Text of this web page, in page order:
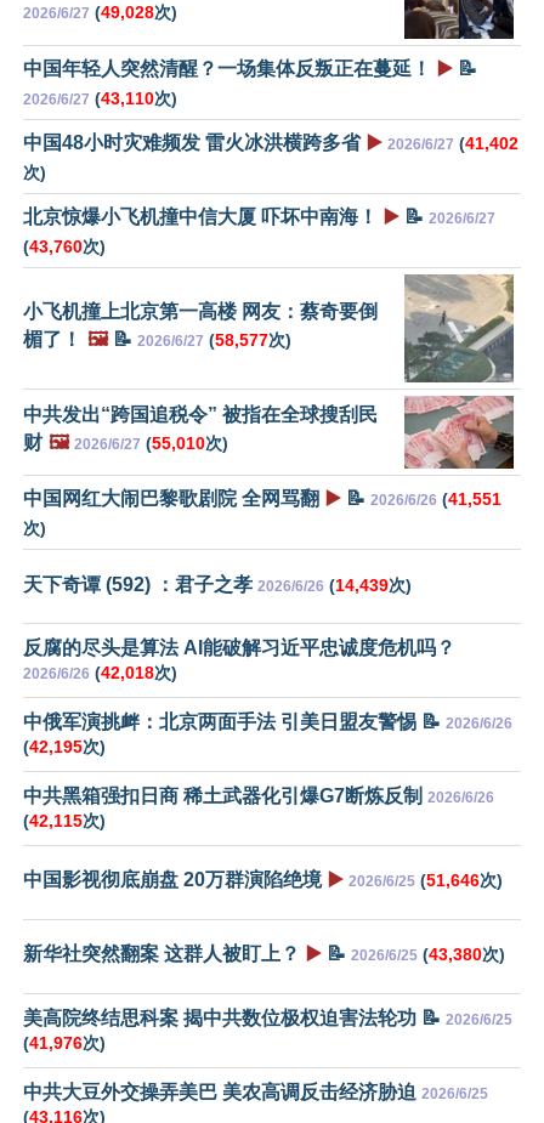
2026/6/27 (49,028次)
中国年轻人突然清醒？一场集体反叛正在蔓延！ ▶️ 📝
2026/6/27 (43,110次)
中国48小时灾难频发 雷火冰洪横跨多省 ▶️ 2026/6/27 (41,402
次)
北京惊爆小飞机撞中信大厦 吓坏中南海！ ▶️ 📝 2026/6/27
(43,760次)
小飞机撞上北京第一高楼 网友：蔡奇要倒
楣了！
🖼️📝 2026/6/27 (58,577次)
中共发出“跨国追税令” 被指在全球搜刮民
财 🖼️ 2026/6/27 (55,010次)
中国网红大闹巴黎歌剧院 全网骂翻 ▶️ 📝 2026/6/26 (41,551
次)
天下奇谭 (592) ：君子之孝 2026/6/26 (14,439次)
反腐的尽头是算法 AI能破解习近平忠诚度危机吗？
2026/6/26 (42,018次)
中俄军演挑衅：北京两面手法 引美日盟友警惕 📝 2026/6/26
(42,195次)
中共黑箱强扣日商 稀土武器化引爆G7断炼反制 2026/6/26
(42,115次)
中国影视彻底崩盘 20万群演陷绝境 ▶️ 2026/6/25 (51,646次)
新华社突然翻案 这群人被盯上？ ▶️ 📝 2026/6/25 (43,380次)
美高院终结思科案 揭中共数位极权迫害法轮功 📝 2026/6/25
(41,976次)
中共大豆外交操弄美巴 美农高调反击经济胁迫 2026/6/25
(43,116次)